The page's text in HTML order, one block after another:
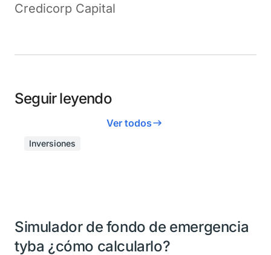
Credicorp Capital
Seguir leyendo
Ver todos
Inversiones
Simulador de fondo de emergencia
tyba ¿cómo calcularlo?